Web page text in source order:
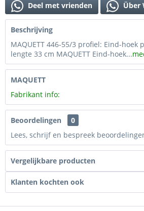
Deel met vrienden Über
Beschrijving
MAQUETT 446-55/3 profiel: Eind-hoek
lengte 33 cm MAQUETT Eind-hoek...
MAQUETT
Fabrikant info:
Beoordelingen
0
Lees, schrijf en bespreek
Vergelijkbare producten
Klanten kochten ook